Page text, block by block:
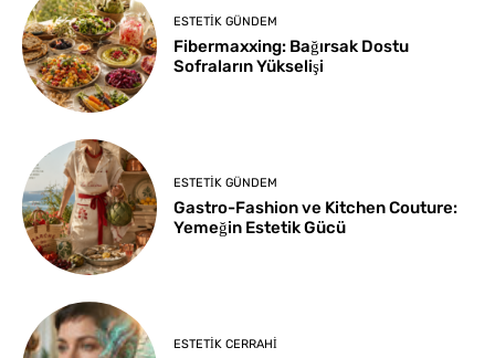
ESTETIK GÜNDEM
Fibermaxxing: Bağırsak Dostu
Sofraların Yükselişi
ESTETIK GÜNDEM
Gastro-Fashion ve Kitchen Couture:
Yemeğin Estetik Gücü
ESTETIK CERRAHI